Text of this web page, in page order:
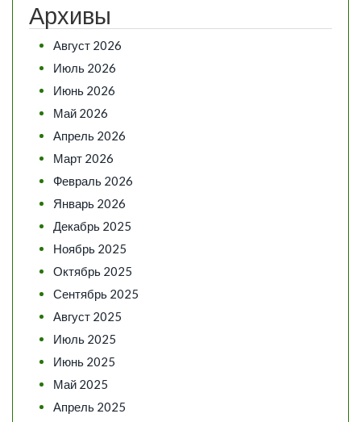
Архивы
Август 2026
Июль 2026
Июнь 2026
Май 2026
Апрель 2026
Март 2026
Февраль 2026
Январь 2026
Декабрь 2025
Ноябрь 2025
Октябрь 2025
Сентябрь 2025
Август 2025
Июль 2025
Июнь 2025
Май 2025
Апрель 2025